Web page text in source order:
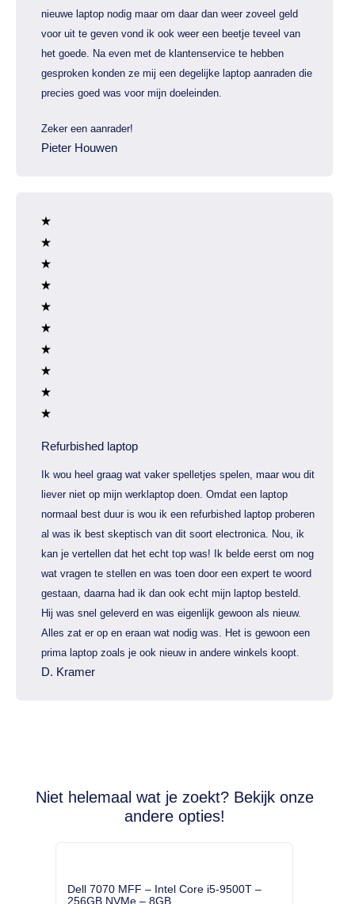
nieuwe laptop nodig maar om daar dan weer zoveel geld
voor uit te geven vond ik ook weer een beetje teveel van
het goede. Na even met de klantenservice te hebben
gesproken konden ze mij een degelijke laptop aanraden die
precies goed was voor mijn doeleinden.
Zeker een aanrader!
Pieter Houwen
Refurbished laptop
Ik wou heel graag wat vaker spelletjes spelen, maar wou dit
liever niet op mijn werklaptop doen. Omdat een laptop
normaal best duur is wou ik een refurbished laptop proberen
al was ik best skeptisch van dit soort electronica. Nou, ik
kan je vertellen dat het echt top was! Ik belde eerst om nog
wat vragen te stellen en was toen door een expert te woord
gestaan, daarna had ik dan ook echt mijn laptop besteld.
Hij was snel geleverd en was eigenlijk gewoon als nieuw.
Alles zat er op en eraan wat nodig was. Het is gewoon een
prima laptop zoals je ook nieuw in andere winkels koopt.
D. Kramer
Niet helemaal wat je zoekt? Bekijk onze
andere opties!
Dell 7070 MFF – Intel Core i5-9500T –
256GB NVMe – 8GB